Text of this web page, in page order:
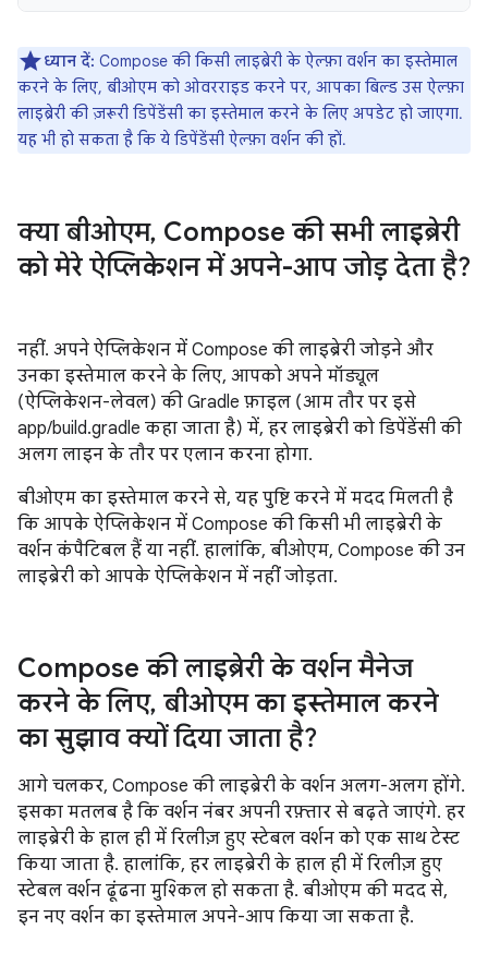
ध्यान दें: Compose की किसी लाइब्रेरी के ऐल्फ़ा वर्शन का इस्तेमाल
करने के लिए, बीओएम को ओवरराइड करने पर, आपका बिल्ड उस ऐल्फ़ा
लाइब्रेरी की ज़रूरी डिपेंडेंसी का इस्तेमाल करने के लिए अपडेट हो जाएगा.
यह भी हो सकता है कि ये डिपेंडेंसी ऐल्फ़ा वर्शन की हों.
क्या बीओएम, Compose की सभी लाइब्रेरी
को मेरे ऐप्लिकेशन में अपने-आप जोड़ देता है?
नहीं. अपने ऐप्लिकेशन में Compose की लाइब्रेरी जोड़ने और
उनका इस्तेमाल करने के लिए, आपको अपने मॉड्यूल
(ऐप्लिकेशन-लेवल) की Gradle फ़ाइल (आम तौर पर इसे
app/build.gradle कहा जाता है) में, हर लाइब्रेरी को डिपेंडेंसी की
अलग लाइन के तौर पर एलान करना होगा.
बीओएम का इस्तेमाल करने से, यह पुष्टि करने में मदद मिलती है
कि आपके ऐप्लिकेशन में Compose की किसी भी लाइब्रेरी के
वर्शन कंपैटिबल हैं या नहीं. हालांकि, बीओएम, Compose की उन
लाइब्रेरी को आपके ऐप्लिकेशन में नहीं जोड़ता.
Compose की लाइब्रेरी के वर्शन मैनेज
करने के लिए, बीओएम का इस्तेमाल करने
का सुझाव क्यों दिया जाता है?
आगे चलकर, Compose की लाइब्रेरी के वर्शन अलग-अलग होंगे.
इसका मतलब है कि वर्शन नंबर अपनी रफ़्तार से बढ़ते जाएंगे. हर
लाइब्रेरी के हाल ही में रिलीज़ हुए स्टेबल वर्शन को एक साथ टेस्ट
किया जाता है. हालांकि, हर लाइब्रेरी के हाल ही में रिलीज़ हुए
स्टेबल वर्शन ढूंढना मुश्किल हो सकता है. बीओएम की मदद से,
इन नए वर्शन का इस्तेमाल अपने-आप किया जा सकता है.